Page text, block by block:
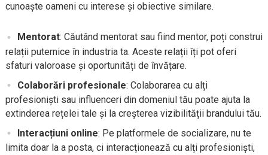
cunoaște oameni cu interese și obiective similare.
Mentorat: Căutând mentorat sau fiind mentor, poți construi
relații puternice în industria ta. Aceste relații îți pot oferi
sfaturi valoroase și oportunități de învățare.
Colaborări profesionale: Colaborarea cu alți
profesioniști sau influenceri din domeniul tău poate ajuta la
extinderea rețelei tale și la creșterea vizibilității brandului tău.
Interacțiuni online: Pe platformele de socializare, nu te
limita doar la a posta, ci interacționează cu alți profesioniști,